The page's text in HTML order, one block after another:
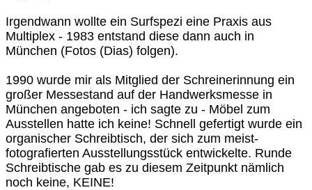
Irgendwann wollte ein Surfspezi eine Praxis aus
Multiplex - 1983 entstand diese dann auch in
München (Fotos (Dias) folgen).
1990 wurde mir als Mitglied der Schreinerinnung ein
großer Messestand auf der Handwerksmesse in
München angeboten - ich sagte zu - Möbel zum
Ausstellen hatte ich keine! Schnell gefertigt wurde ein
organischer Schreibtisch, der sich zum meist-
fotografierten Ausstellungsstück entwickelte. Runde
Schreibtische gab es zu diesem Zeitpunkt nämlich
noch keine, KEINE!